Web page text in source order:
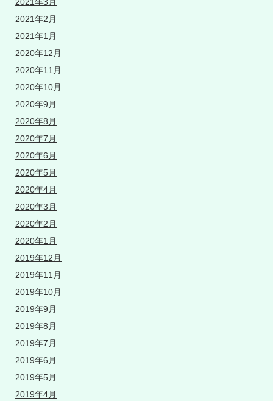
2021年3月
2021年2月
2021年1月
2020年12月
2020年11月
2020年10月
2020年9月
2020年8月
2020年7月
2020年6月
2020年5月
2020年4月
2020年3月
2020年2月
2020年1月
2019年12月
2019年11月
2019年10月
2019年9月
2019年8月
2019年7月
2019年6月
2019年5月
2019年4月